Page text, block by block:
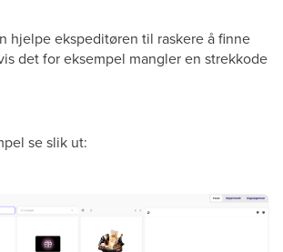
hjelpe ekspeditøren til raskere å finne
det for eksempel mangler en strekkode
se slik ut: